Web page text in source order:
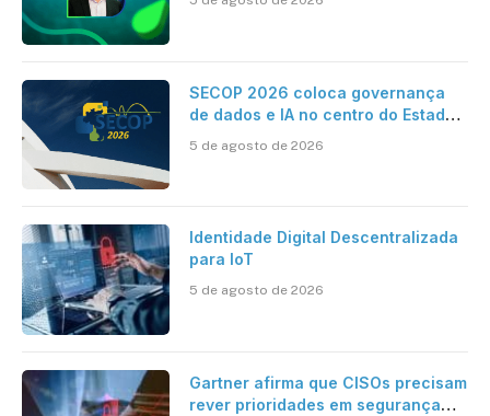
Contabilidade
SECOP 2026 coloca governança
de dados e IA no centro do Estado
5 de agosto de 2026
Identidade Digital Descentralizada
para IoT
5 de agosto de 2026
Gartner afirma que CISOs precisam
rever prioridades em segurança